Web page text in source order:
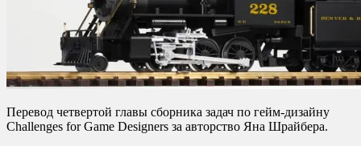
Перевод четвертой главы сборника задач по гейм-дизайну
Challenges for Game Designers за авторство Яна Шрайбера.